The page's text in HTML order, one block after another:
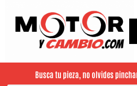
Busca tu pieza, no olvides